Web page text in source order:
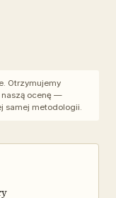
Otrzymujemy
naszą ocenę —
samej metodologii.